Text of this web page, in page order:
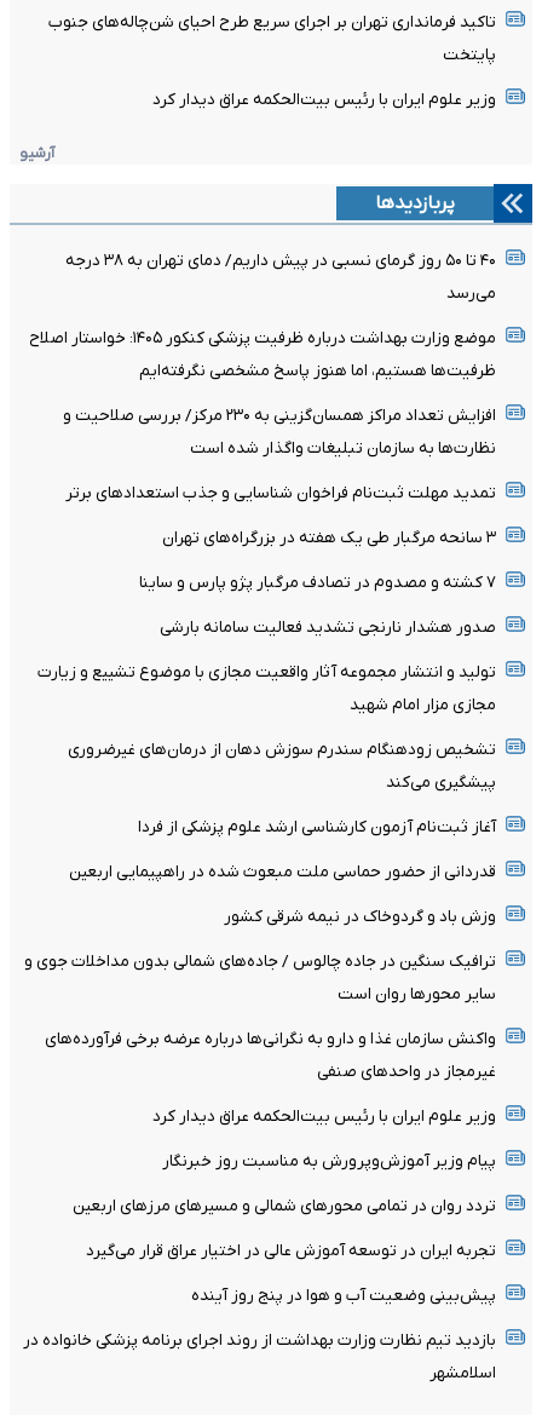
تاکید فرمانداری تهران بر اجرای سریع طرح احیای شن‌چاله‌های جنوب
پایتخت
وزیر علوم ایران با رئیس بیت‌الحکمه عراق دیدار کرد
آرشیو
پربازدیدها
۴۰ تا ۵۰ روز گرمای نسبی در پیش داریم/ دمای تهران به ۳۸ درجه
می‌رسد
موضع وزارت بهداشت درباره ظرفیت پزشکی کنکور ۱۴۰۵: خواستار اصلاح
ظرفیت‌ها هستیم، اما هنوز پاسخ مشخصی نگرفته‌ایم
افزایش تعداد مراکز همسان‌گزینی به ۲۳۰ مرکز/ بررسی صلاحیت و
نظارت‌ها به سازمان تبلیغات واگذار شده است
تمدید مهلت ثبت‌نام فراخوان شناسایی و جذب استعدادهای برتر
۳ سانحه مرگبار طی یک هفته در بزرگراه‌های تهران
۷ کشته و مصدوم در تصادف مرگبار پژو پارس و ساینا
صدور هشدار نارنجی تشدید فعالیت سامانه بارشی
تولید و انتشار مجموعه آثار واقعیت مجازی با موضوع تشییع و زیارت
مجازی مزار امام شهید
تشخیص زودهنگام سندرم سوزش دهان از درمان‌های غیرضروری
پیشگیری می‌کند
آغاز ثبت‌نام‌ آزمون کارشناسی ارشد علوم پزشکی از فردا
قدردانی از حضور حماسی ملت مبعوث شده در راهپیمایی اربعین
وزش باد و گردوخاک در نیمه شرقی کشور
ترافیک سنگین در جاده چالوس / جاده‌های شمالی بدون مداخلات جوی و
سایر محورها روان است
واکنش سازمان غذا و دارو به نگرانی‌ها درباره عرضه برخی فرآورده‌های
غیرمجاز در واحدهای صنفی
وزیر علوم ایران با رئیس بیت‌الحکمه عراق دیدار کرد
پیام وزیر آموزش‌وپرورش به مناسبت روز خبرنگار
تردد روان در تمامی محورهای شمالی و مسیرهای مرزهای اربعین
تجربه ایران در توسعه آموزش عالی در اختیار عراق قرار می‌گیرد
پیش‌بینی وضعیت آب و هوا در پنج روز آینده
بازدید تیم نظارت وزارت بهداشت از روند اجرای برنامه پزشکی خانواده در
اسلامشهر